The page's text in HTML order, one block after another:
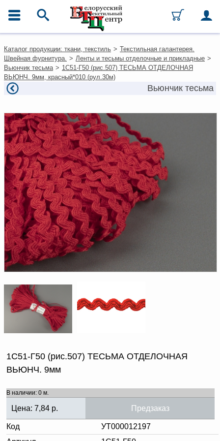
Каталог
Ткани
Домашний текстиль
Одежда
Ковры
гостиниц
Текстильная галантерея и
фурнитура
Условия работы
Оплата и доставка
Как оформить заказ
Вакансии
Как нас найти
Написать нам
Доверенность на
получение груза
Документы по работе с
персональными данными
Письмо руководителю
Вопросы и ответы
Каталог продукции: ткани, текстиль > Текстильная галантерея.
Швейная фурнитура. > Ленты и тесьмы отделочные и прикладные >
Вьюнчик тесьма > 1С51-Г50 (рис.507) ТЕСЬМА ОТДЕЛОЧНАЯ
ВЬЮНЧ. 9мм, красный*010 (рул.30м)
Вьюнчик тесьма
1С51-Г50 (рис.507) ТЕСЬМА ОТДЕЛОЧНАЯ
ВЬЮНЧ. 9мм
В наличии: 0 м.
Цена: 7,84 р. Предзаказ
Код
УТ000012197